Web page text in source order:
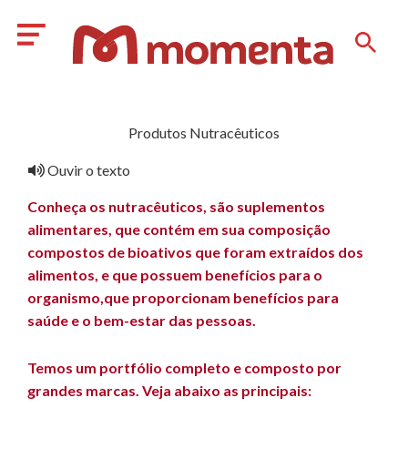
Produtos Nutracêuticos
Ouvir o texto
Conheça os nutracêuticos, são suplementos
alimentares, que contém em sua composição
compostos de bioativos que foram extraídos dos
alimentos, e que possuem benefícios para o
organismo,que proporcionam benefícios para
saúde e o bem-estar das pessoas.
Temos um portfólio completo e composto por
grandes marcas. Veja abaixo as principais: